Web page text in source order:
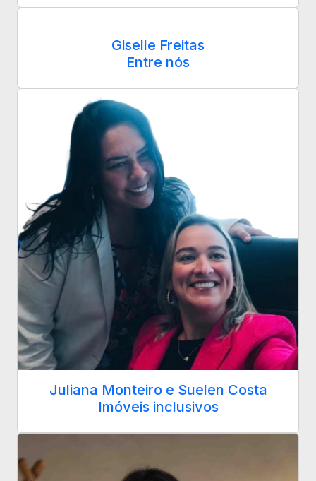
Giselle Freitas
Entre nós
Juliana Monteiro e Suelen Costa
Imóveis inclusivos